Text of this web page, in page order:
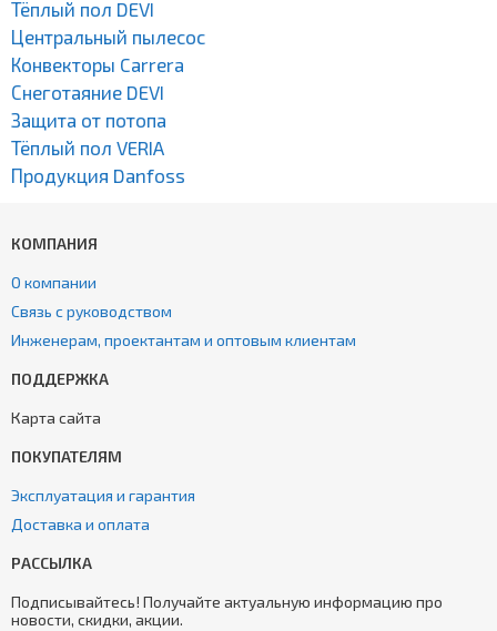
Тёплый пол DEVI
Центральный пылесос
Конвекторы Carrera
Снеготаяние DEVI
Защита от потопа
Тёплый пол VERIA
Продукция Danfoss
КОМПАНИЯ
О компании
Связь с руководством
Инженерам, проектантам и оптовым клиентам
ПОДДЕРЖКА
Карта сайта
ПОКУПАТЕЛЯМ
Эксплуатация и гарантия
Доставка и оплата
РАССЫЛКА
Подписывайтесь! Получайте актуальную информацию про
новости, скидки, акции.